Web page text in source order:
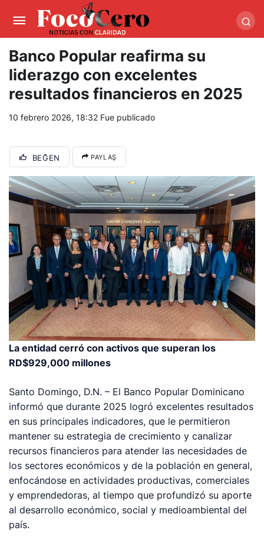
trwin giriş
masterbetting-palacebet1.com-
tlcasino giriş-betandyou-vbett34.com betovis34.net-
skyloftsbet
Banco Popular reafirma su
liderazgo con excelentes
resultados financieros en 2025
10 febrero 2026, 18:32 Fue publicado
BEĞEN PAYLAŞ
La entidad cerró con activos que superan los
RD$929,000 millones
Santo Domingo, D.N. – El Banco Popular Dominicano
informó que durante 2025 logró excelentes resultados
en sus principales indicadores, que le permitieron
mantener su estrategia de crecimiento y canalizar
recursos financieros para atender las necesidades de
los sectores económicos y de la población en general,
enfocándose en actividades productivas, comerciales
y emprendedoras, al tiempo que profundizó su aporte
al desarrollo económico, social y medioambiental del
país.